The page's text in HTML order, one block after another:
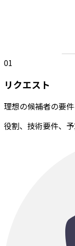
01
リクエスト
理想の候補者の要
役割、技術要件、